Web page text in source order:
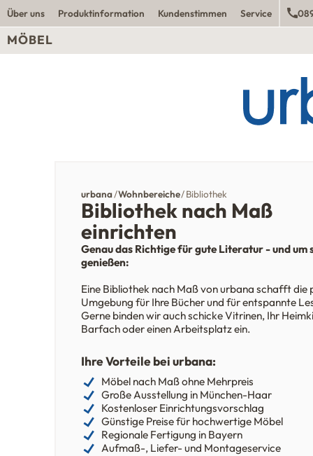
Über uns Produktinformation Kundenstimmen Service
MÖBEL
urbana Wohnbereiche Bibliothek
Bibliothek nach Maß
einrichten
Genau das Richtige für gute Literatur - und um
genießen:
Eine Bibliothek nach Maß von urbana schafft die
Umgebung für Ihre Bücher und für entspannte
Gerne binden wir auch schicke Vitrinen, Ihr
Barfach oder einen Arbeitsplatz ein.
Ihre Vorteile bei urbana:
Möbel nach Maß ohne Mehrpreis
Große Ausstellung in München-Haar
Kostenloser Einrichtungsvorschlag
Günstige Preise für hochwertige Möbel
Regionale Fertigung in Bayern
Aufmaß-, Liefer- und Montageservice